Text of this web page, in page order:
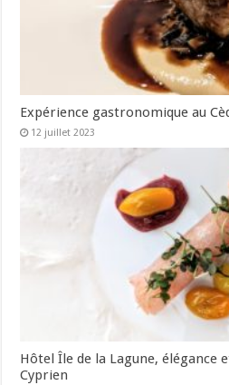
Expérience gastronomique au
12 juillet 2023
Hôtel Île de la Lagune, élégance
Cyprien